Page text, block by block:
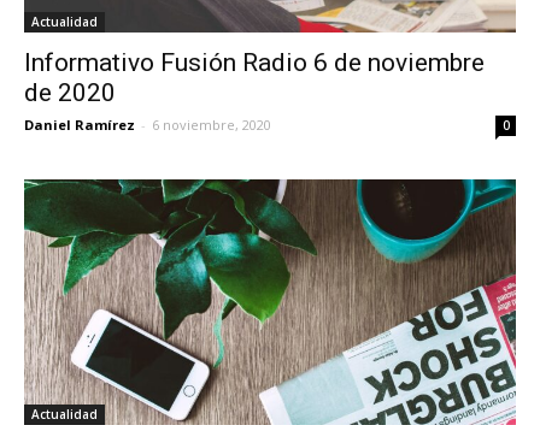
Actualidad
Informativo Fusión Radio 6 de noviembre
de 2020
Daniel Ramírez - 6 noviembre, 2020 0
Actualidad